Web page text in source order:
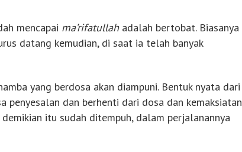
mencapai ma’rifatullahadalah bertobat. Biasanya
datang kemudian, di saat ia telah banyak
yang berdosa akan diampuni. Bentuk nyata dari
penyesalan dan berhenti dari dosa dan kemaksiatan
itu sudah ditempuh, dalam perjalanannya